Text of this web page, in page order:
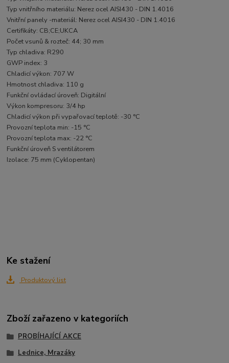
Typ vnitřního materiálu: Nerez ocel AISI430 - DIN 1.4016
Vnitřní panely -materiál: Nerez ocel AISI430 - DIN 1.4016
Certifikáty: CB;CE;UKCA
Počet vsunů & rozteč: 44; 30 mm
Typ chladiva: R290
GWP index: 3
Chladicí výkon: 707 W
Hmotnost chladiva: 110 g
Funkční ovládací úroveň: Digitální
Výkon kompresoru: 3/4 hp
Chladicí výkon při vypařovací teplotě: -30 °C
Provozní teplota min: -15 °C
Provozní teplota max: -22 °C
Funkční úroveň S ventilátorem
Izolace: 75 mm (Cyklopentan)
Ke stažení
Produktový list
Zboží zařazeno v kategoriích
PROBÍHAJÍCÍ AKCE
Lednice, Mrazáky